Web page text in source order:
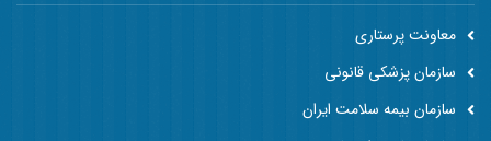
معاونت پرستاری
سازمان پزشکی قانونی
سازمان بیمه سلامت ایران